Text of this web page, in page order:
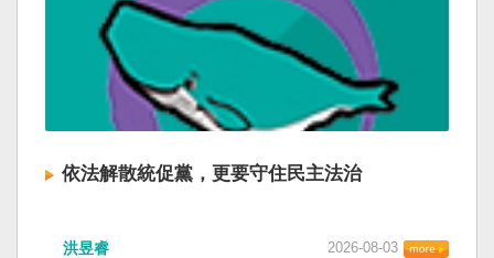
依法解散統促黨，更要守住民主法治
洪昱睿 2026-08-03